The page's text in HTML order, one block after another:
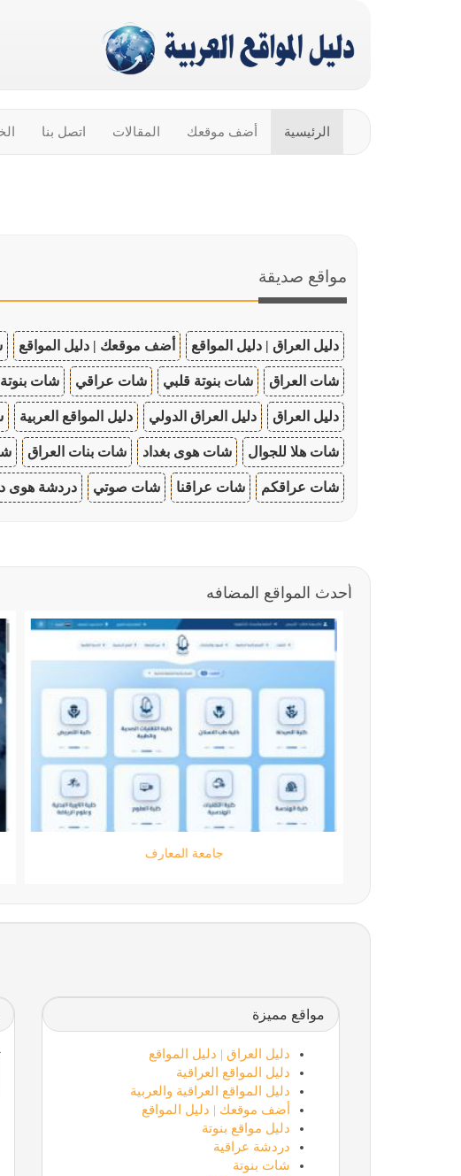
الرئيسية أضف موقعك المقالات اتصل بنا
مواقع صديقة
دليل العراق | دليل المواقع أضف موقعك | دليل المواقع
شات العراق شات بنوتة قلبي شات عراقي شات
دليل العراق دليل العراق الدولي دليل المواقع العربية
شات هلا للجوال شات هوى بغداد شات بنات العراق
شات عراقكم شات عراقنا شات صوتي دردشة هوى
أحدث المواقع المضافه
مؤسسة كود الحضارة
مواقع مميزة
دليل العراق | دليل المواقع
دليل المواقع العراقية
دليل المواقع العراقية والعربية
أضف موقعك | دليل المواقع
دليل مواقع بنوتة
دردشة عراقية
شات بنوتة